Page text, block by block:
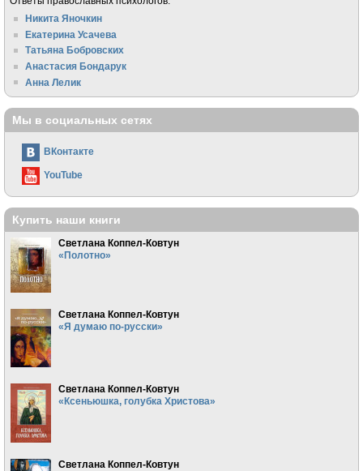
Никита Яночкин
Екатерина Усачева
Татьяна Бобровских
Анастасия Бондарук
Анна Лелик
Мы в социальных сетях
ВКонтакте
YouTube
Купить наши книги
Светлана Коппел-Ковтун
«Полотно»
Светлана Коппел-Ковтун
«Я думаю по-русски»
Светлана Коппел-Ковтун
«Ксеньюшка, голубка Христова»
Светлана Коппел-Ковтун